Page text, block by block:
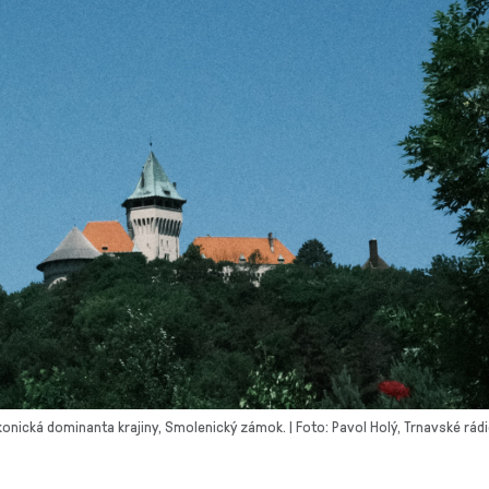
dominanta krajiny, Smolenický zámok. | Foto: Pavol Holý, Trnavské